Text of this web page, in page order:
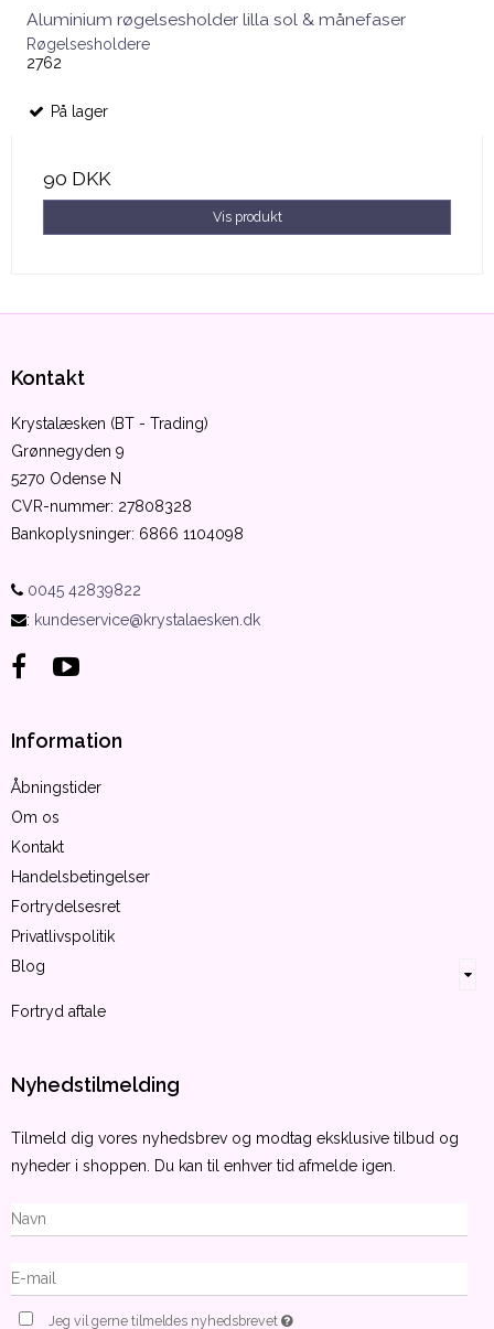
Aluminium røgelsesholder lilla sol & månefaser
Røgelsesholdere
2762
På lager
90 DKK
Vis produkt
Kontakt
Krystalæsken (BT - Trading)
Grønnegyden 9
5270 Odense N
CVR-nummer: 27808328
Bankoplysninger: 6866 1104098
0045 42839822
: kundeservice@krystalaesken.dk
Information
Åbningstider
Om os
Kontakt
Handelsbetingelser
Fortrydelsesret
Privatlivspolitik
Blog
Fortryd aftale
Nyhedstilmelding
Tilmeld dig vores nyhedsbrev og modtag eksklusive tilbud og
nyheder i shoppen. Du kan til enhver tid afmelde igen.
Jeg vil gerne tilmeldes nyhedsbrevet